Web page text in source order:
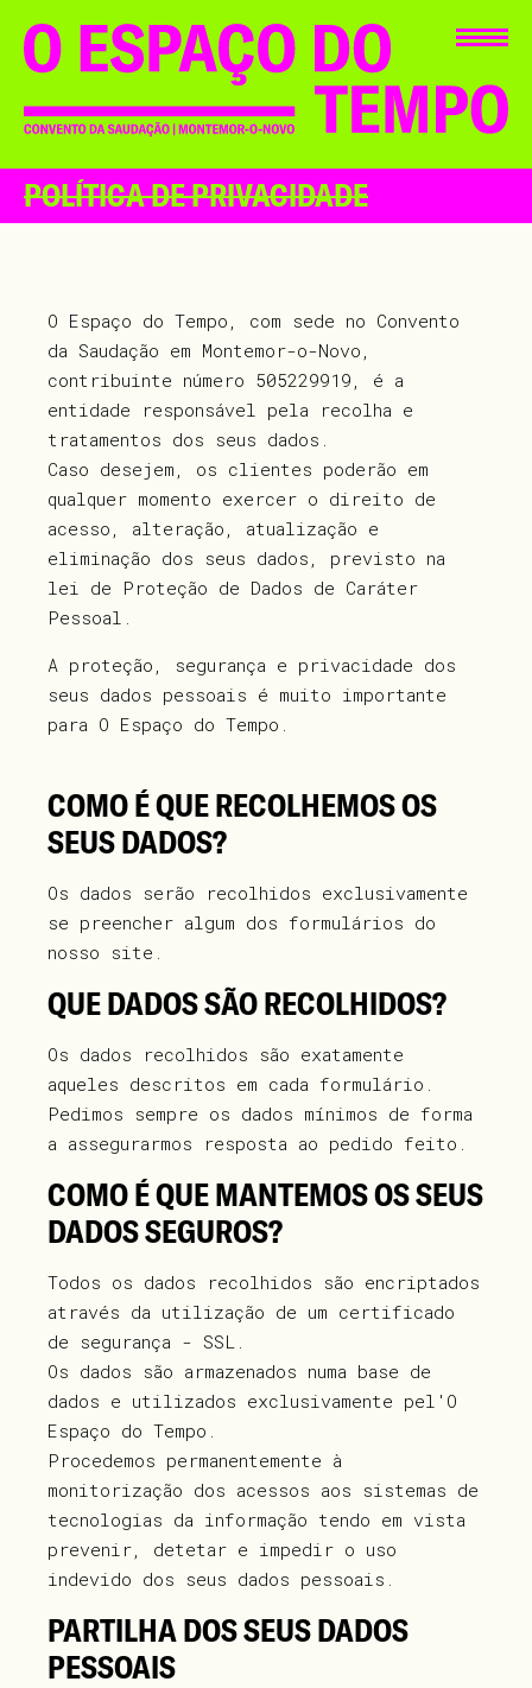
POLÍTICA DE PRIVACIDADE
O Espaço do Tempo, com sede no Convento
da Saudação em Montemor-o-Novo,
contribuinte número 505229919, é a
entidade responsável pela recolha e
tratamentos dos seus dados.
Caso desejem, os clientes poderão em
qualquer momento exercer o direito de
acesso, alteração, atualização e
eliminação dos seus dados, previsto na
lei de Proteção de Dados de Caráter
Pessoal.
A proteção, segurança e privacidade dos
seus dados pessoais é muito importante
para O Espaço do Tempo.
COMO É QUE RECOLHEMOS OS
SEUS DADOS?
Os dados serão recolhidos exclusivamente
se preencher algum dos formulários do
nosso site.
QUE DADOS SÃO RECOLHIDOS?
Os dados recolhidos são exatamente
aqueles descritos em cada formulário.
Pedimos sempre os dados mínimos de forma
a assegurarmos resposta ao pedido feito.
COMO É QUE MANTEMOS OS SEUS
DADOS SEGUROS?
Todos os dados recolhidos são encriptados
através da utilização de um certificado
de segurança - SSL.
Os dados são armazenados numa base de
dados e utilizados exclusivamente pel'O
Espaço do Tempo.
Procedemos permanentemente à
monitorização dos acessos aos sistemas de
tecnologias da informação tendo em vista
prevenir, detetar e impedir o uso
indevido dos seus dados pessoais.
PARTILHA DOS SEUS DADOS
PESSOAIS